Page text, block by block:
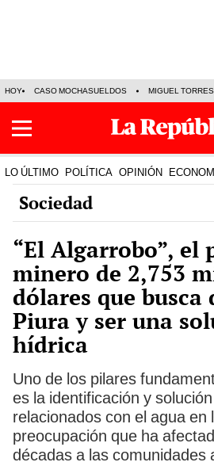
HOY CASO MOCHASUELDOS MIGUEL TORRES
LO ÚLTIMO POLÍTICA OPINIÓN
Sociedad
“El Algarrobo”, el
minero de 2,753
dólares que
Piura y ser una
hídrica
Uno de los pilares
es la identificación y
relacionados con el agua en
preocupación que ha
décadas a las comunidades